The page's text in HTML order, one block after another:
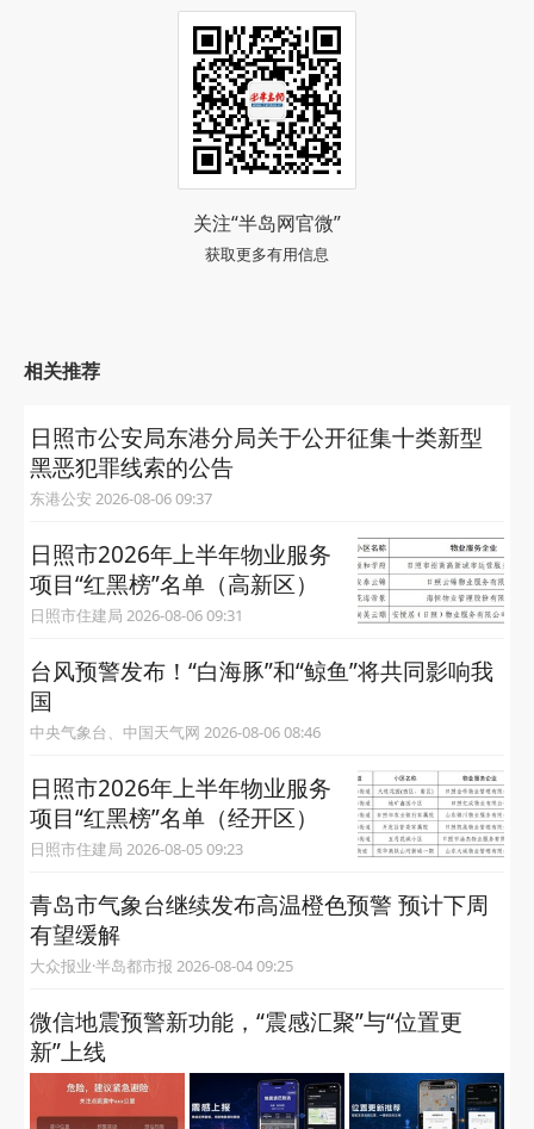
关注“半岛网官微”
获取更多有用信息
相关推荐
日照市公安局东港分局关于公开征集十类新型
黑恶犯罪线索的公告
东港公安 2026-08-06 09:37
日照市2026年上半年物业服务
项目“红黑榜”名单（高新区）
日照市住建局 2026-08-06 09:31
台风预警发布！“白海豚”和“鲸鱼”将共同影响我
国
中央气象台、中国天气网 2026-08-06 08:46
日照市2026年上半年物业服务
项目“红黑榜”名单（经开区）
日照市住建局 2026-08-05 09:23
青岛市气象台继续发布高温橙色预警 预计下周
有望缓解
大众报业·半岛都市报 2026-08-04 09:25
微信地震预警新功能，“震感汇聚”与“位置更
新”上线